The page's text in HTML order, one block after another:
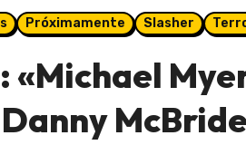
Próximamente Slasher
«Michael
McBride